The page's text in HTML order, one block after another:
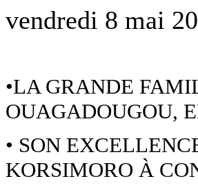
vendredi 8 mai
•LA GRANDE
OUAGADOUGOU,
• SON
KORSIMORO À